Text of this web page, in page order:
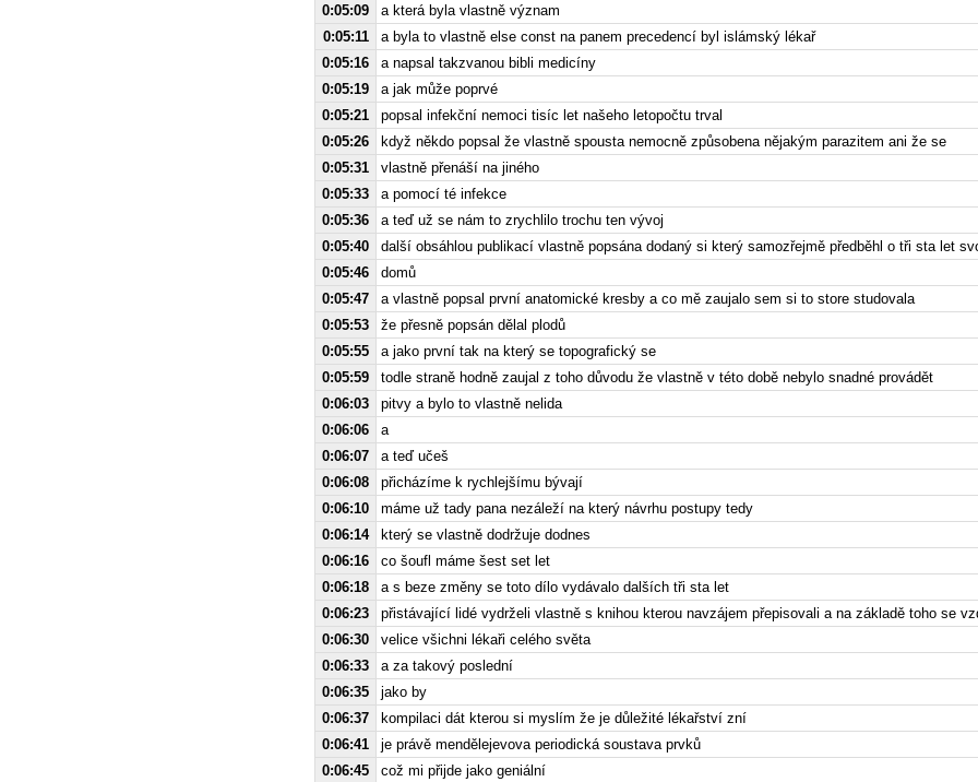
0:05:09
a která byla vlastně význam
0:05:11
a byla to vlastně else const na panem precedencí byl islámský lékař
0:05:16
a napsal takzvanou bibli medicíny
0:05:19
a jak může poprvé
0:05:21
popsal infekční nemoci tisíc let našeho letopočtu trval
0:05:26
když někdo popsal že vlastně spousta nemocně způsobena nějakým parazitem ani že se
0:05:31
vlastně přenáší na jiného
0:05:33
a pomocí té infekce
0:05:36
a teď už se nám to zrychlilo trochu ten vývoj
0:05:40
další obsáhlou publikací vlastně popsána dodaný si který samozřejmě předběhl o tři sta let
0:05:46
domů
0:05:47
a vlastně popsal první anatomické kresby a co mě zaujalo sem si to store studovala
0:05:53
že přesně popsán dělal plodů
0:05:55
a jako první tak na který se topografický se
0:05:59
todle straně hodně zaujal z toho důvodu že vlastně v této době nebylo snadné provádět
0:06:03
pitvy a bylo to vlastně nelida
0:06:06
a
0:06:07
a teď učeš
0:06:08
přicházíme k rychlejšímu bývají
0:06:10
máme už tady pana nezáleží na který návrhu postupy tedy
0:06:14
který se vlastně dodržuje dodnes
0:06:16
co šoufl máme šest set let
0:06:18
a s beze změny se toto dílo vydávalo dalších tři sta let
0:06:23
přistávající lidé vydrželi vlastně s knihou kterou navzájem přepisovali a na základě toho se
0:06:30
velice všichni lékaři celého světa
0:06:33
a za takový poslední
0:06:35
jako by
0:06:37
kompilaci dát kterou si myslím že je důležité lékařství zní
0:06:41
je právě mendělejevova periodická soustava prvků
0:06:45
což mi přijde jako geniální